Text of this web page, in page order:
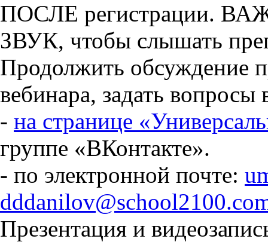
ПОСЛЕ регистрации.
ЗВУК, чтобы слышать
Продолжить обсуждение
вебинара, задать
- на странице
группе «ВКонтакте».
- по электронной почте:
Презентация и